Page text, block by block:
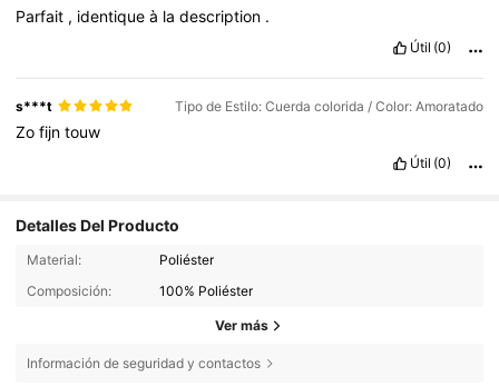
Parfait , identiqueà ladescription .
Útil (0)
s***t Tipo de Estilo: Cuerda colorida / Color: Amoratado
Zofijntouw
Útil (0)
Detalles Del Producto
Material:
Poliéster
Composición:
100% Poliéster
Ver más
Información de seguridad y contactos
4,92